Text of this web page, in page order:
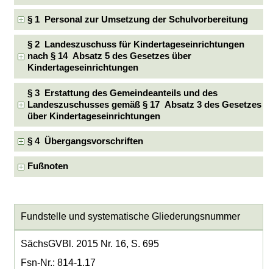
§ 1 Personal zur Umsetzung der Schulvorbereitung
§ 2 Landeszuschuss für Kindertageseinrichtungen
nach § 14 Absatz 5 des Gesetzes über
Kindertageseinrichtungen
§ 3 Erstattung des Gemeindeanteils und des
Landeszuschusses gemäß § 17 Absatz 3 des Gesetzes
über Kindertageseinrichtungen
§ 4 Übergangsvorschriften
Fußnoten
Fundstelle und systematische Gliederungsnummer
SächsGVBl. 2015 Nr. 16, S. 695
Fsn-Nr.: 814-1.17